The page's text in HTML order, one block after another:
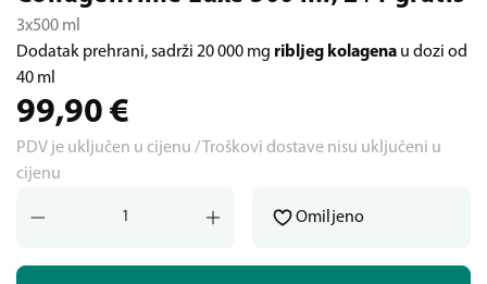
3x500 ml
Dodatak prehrani, sadrži 20 000 mg ribljeg kolagena u dozi od
40 ml
99,90 €
PDV je uključen u cijenu / Troškovi dostave nisu uključeni u
cijenu
Omiljeno